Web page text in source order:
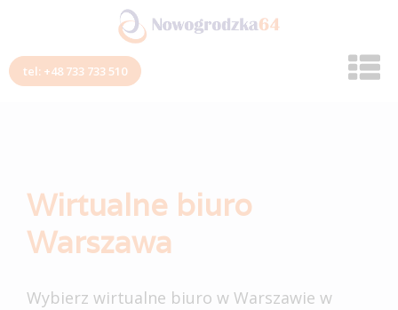
tel: +48 733 733 510
Wirtualne biuro
Warszawa
Wybierz wirtualne biuro w Warszawie w